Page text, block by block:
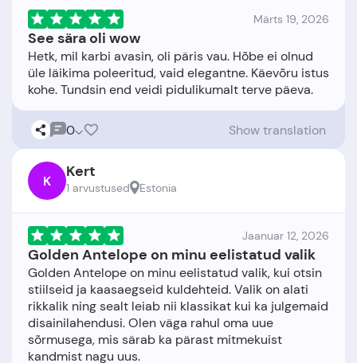
Märts 19, 2026
See sära oli wow
Hetk, mil karbi avasin, oli päris vau. Hõbe ei olnud
üle läikima poleeritud, vaid elegantne. Käevõru istus
0 Show translation
K Kert
1 arvustused Estonia
Jaanuar 12, 2026
Golden Antelope on minu eelistatud valik
Golden Antelope on minu eelistatud valik, kui otsin
stiilseid ja kaasaegseid kuldehteid. Valik on alati
rikkalik ning sealt leiab nii klassikat kui ka julgemaid
disainilahendusi. Olen väga rahul oma uue
sõrmusega, mis särab ka pärast mitmekuist